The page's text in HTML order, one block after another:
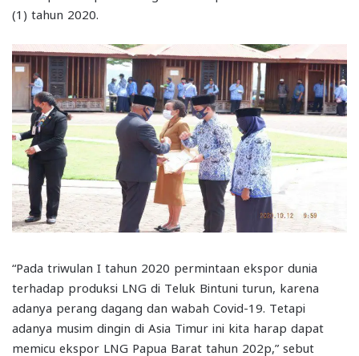
(1) tahun 2020.
“Pada triwulan I tahun 2020 permintaan ekspor dunia
terhadap produksi LNG di Teluk Bintuni turun, karena
adanya perang dagang dan wabah Covid-19. Tetapi
adanya musim dingin di Asia Timur ini kita harap dapat
memicu ekspor LNG Papua Barat tahun 202p,” sebut